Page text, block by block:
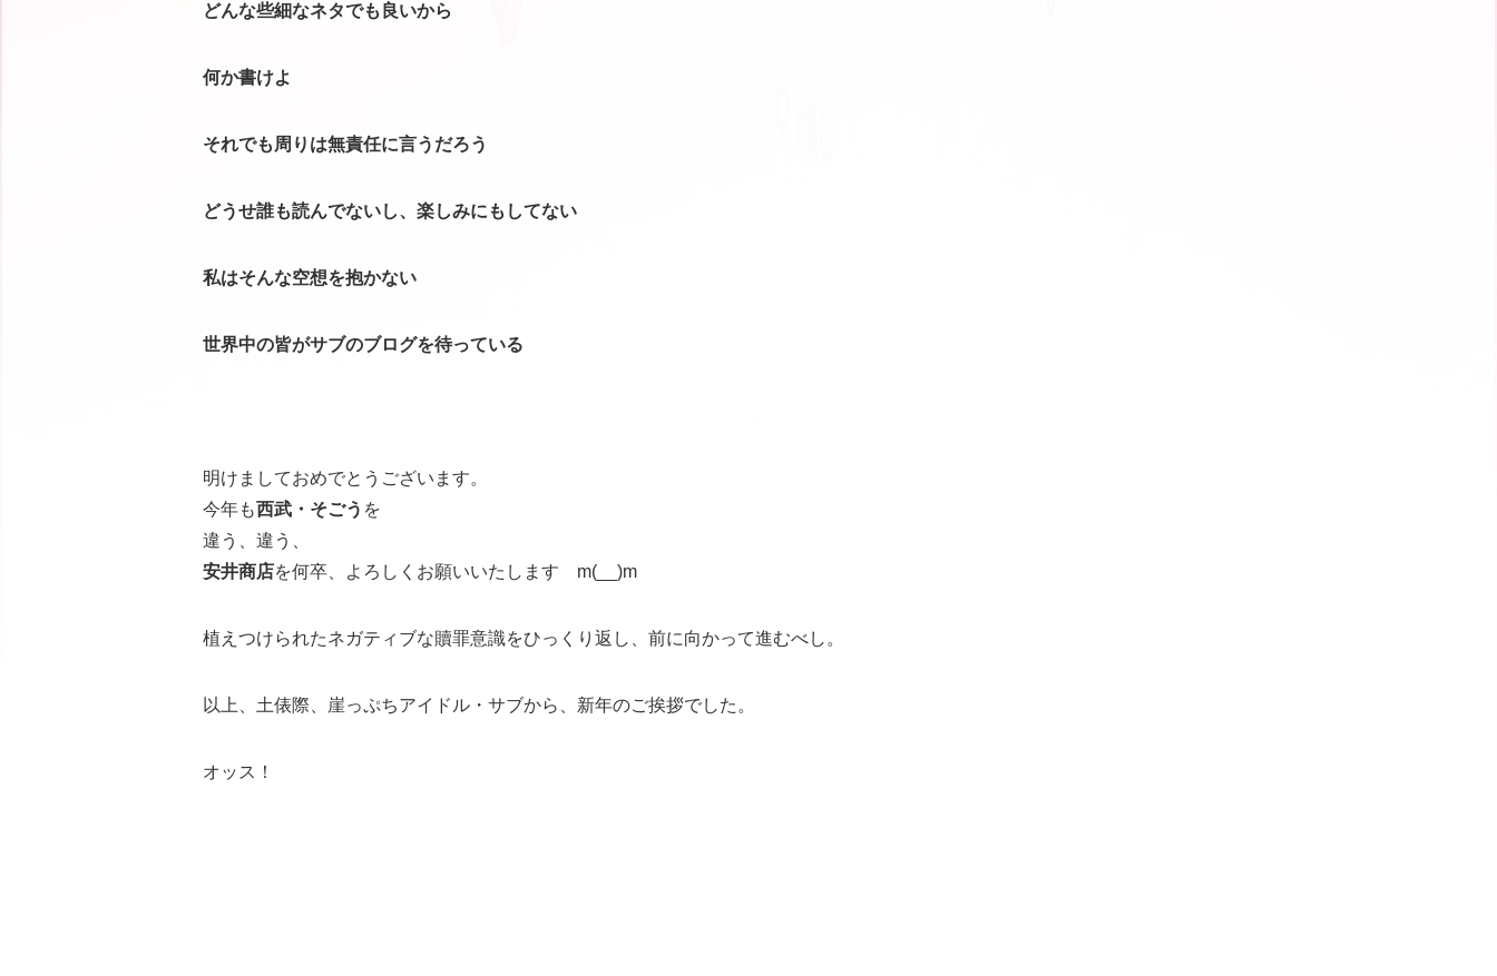
どんな些細なネタでも良いから
何か書けよ
それでも周りは無責任に言うだろう
どうせ誰も読んでないし、楽しみにもしてない
私はそんな空想を抱かない
世界中の皆がサブのブログを待っている
明けましておめでとうございます。
今年も西武・そごう を
違う、違う、
安井商店を何卒、よろしくお願いいたします m(__)m
植えつけられたネガティブな贖罪意識をひっくり返し、前に向かって進むべし。
以上、土俵際、崖っぷちアイドル・サブから、新年のご挨拶でした。
オッス！